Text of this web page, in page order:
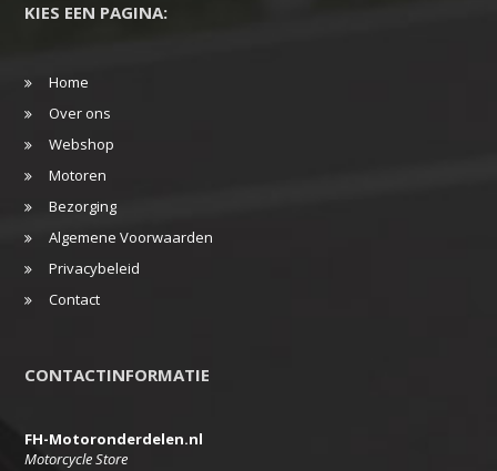
KIES EEN PAGINA:
Home
Over ons
Webshop
Motoren
Bezorging
Algemene Voorwaarden
Privacybeleid
Contact
CONTACTINFORMATIE
FH-Motoronderdelen.nl
Motorcycle Store